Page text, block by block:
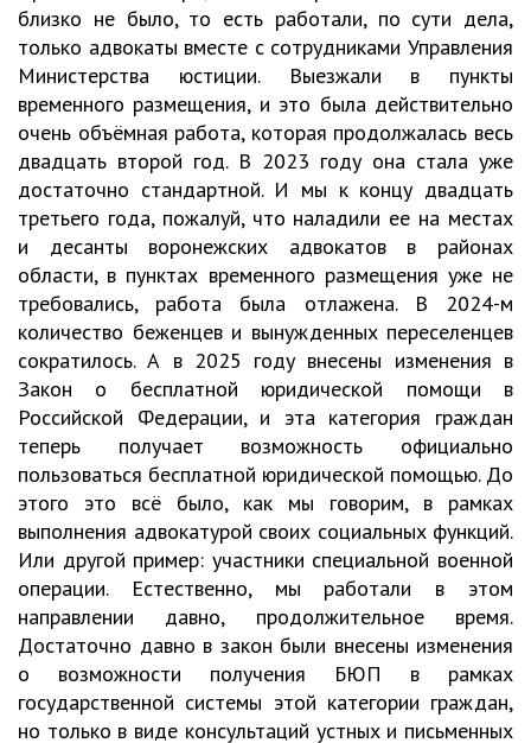
близко не было, то есть работали, по сути дела,
только адвокаты вместе с сотрудниками Управления
Министерства юстиции. Выезжали в пункты
временного размещения, и это была действительно
очень объёмная работа, которая продолжалась весь
двадцать второй год. В 2023 году она стала уже
достаточно стандартной. И мы к концу двадцать
третьего года, пожалуй, что наладили ее на местах
и десанты воронежских адвокатов в районах
области, в пунктах временного размещения уже не
требовались, работа была отлажена. В 2024-м
количество беженцев и вынужденных переселенцев
сократилось. А в 2025 году внесены изменения в
Закон о бесплатной юридической помощи в
Российской Федерации, и эта категория граждан
теперь получает возможность официально
пользоваться бесплатной юридической помощью. До
этого это всё было, как мы говорим, в рамках
выполнения адвокатурой своих социальных функций.
Или другой пример: участники специальной военной
операции. Естественно, мы работали в этом
направлении давно, продолжительное время.
Достаточно давно в закон были внесены изменения
о возможности получения БЮП в рамках
государственной системы этой категории граждан,
но только в виде консультаций устных и письменных